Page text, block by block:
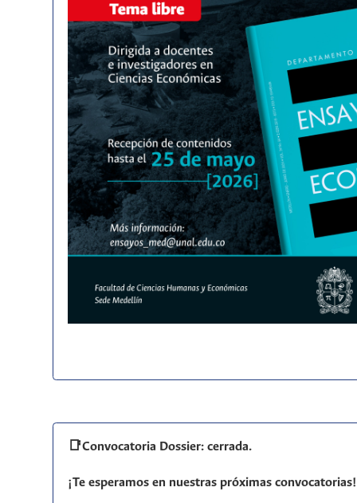
📑Convocatoria Dossier: cerrada.
¡Te esperamos en nuestras próximas